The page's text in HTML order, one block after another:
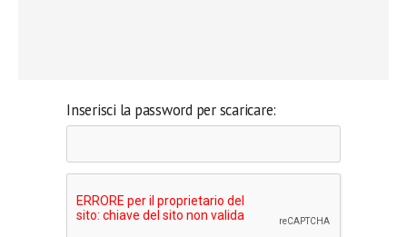
Inserisci la password per scaricare: